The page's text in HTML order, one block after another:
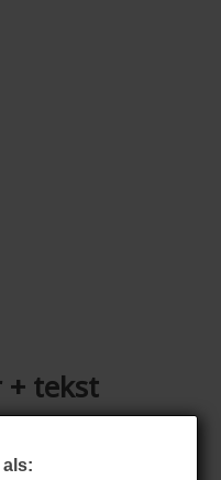
als:
+ tekst
enkel de afbeelding